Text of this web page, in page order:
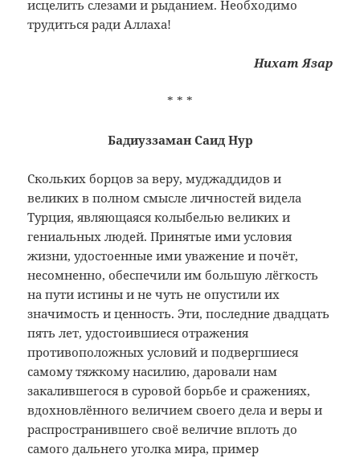
исцелить слезами и рыданием. Необходимо
трудиться ради Аллаха!
Нихат Язар
* * *
Бадиуззаман Саид Нур
Скольких борцов за веру, муджаддидов и
великих в полном смысле личностей видела
Турция, являющаяся колыбелью великих и
гениальных людей. Принятые ими условия
жизни, удостоенные ими уважение и почёт,
несомненно, обеспечили им большую лёгкость
на пути истины и не чуть не опустили их
значимость и ценность. Эти, последние двадцать
пять лет, удостоившиеся отражения
противоположных условий и подвергшиеся
самому тяжкому насилию, даровали нам
закалившегося в суровой борьбе и сражениях,
вдохновлённого величием своего дела и веры и
распространившего своё величие вплоть до
самого дальнего уголка мира, пример